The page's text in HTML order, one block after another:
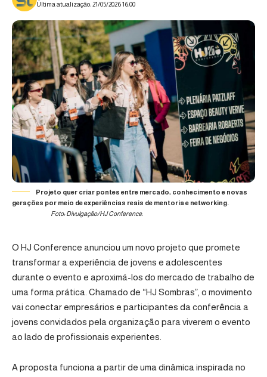
Última atualização: 21/05/2026 16:00
Projeto quer criar pontes entre mercado, conhecimento e novas
gerações por meio de experiências reais de mentoria e networking.
Foto: Divulgação/HJ Conference.
O HJ Conference anunciou um novo projeto que promete
transformar a experiência de jovens e adolescentes
durante o evento e aproximá-los do mercado de trabalho de
uma forma prática. Chamado de “HJ Sombras”, o movimento
vai conectar empresários e participantes da conferência a
jovens convidados pela organização para viverem o evento
ao lado de profissionais experientes.
A proposta funciona a partir de uma dinâmica inspirada no